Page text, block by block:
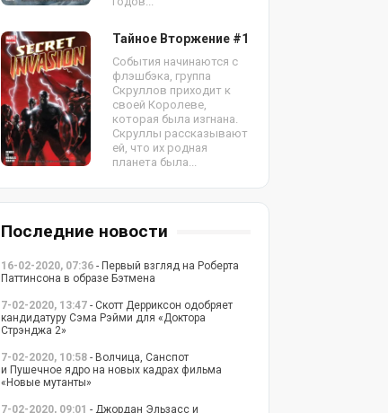
Тайное Вторжение #1
События начинаются с
флэшбэка, группа
Скруллов приходит к
своей Королеве,
которая была изгнана.
Скруллы рассказывают
ей, что их родная
планета была...
Последние новости
16-02-2020, 07:36 - Первый взгляд на Роберта
Паттинсона в образе Бэтмена
7-02-2020, 13:47 - Скотт Дерриксон одобряет
кандидатуру Сэма Рэйми для «Доктора
Стрэнджа 2»
7-02-2020, 10:58 - Волчица, Санспот
и Пушечное ядро на новых кадрах фильма
«Новые мутанты»
7-02-2020, 09:01 - Джордан Эльзасс и